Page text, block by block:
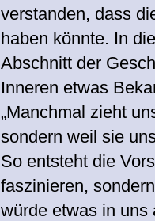
verstanden, dass
haben könnte. In
Abschnitt der
Inneren etwas
„Manchmal zieht
sondern weil sie
So entsteht die
faszinieren,
würde etwas in uns